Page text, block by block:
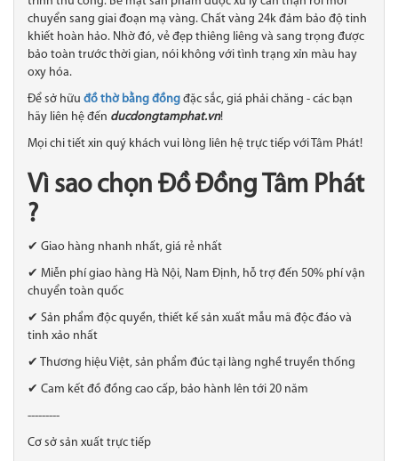
chuyển sang giai đoạn mạ vàng. Chất vàng 24k đảm bảo độ tinh
khiết hoàn hảo. Nhờ đó, vẻ đẹp thiêng liêng và sang trọng được
bảo toàn trước thời gian, nói không với tình trạng xỉn màu hay
oxy hóa.
Để sở hữu đồ thờ bằng đồng đặc sắc, giá phải chăng - các bạn
hãy liên hệ đến ducdongtamphat.vn!
Mọi chi tiết xin quý khách vui lòng liên hệ trực tiếp với Tâm Phát!
Vì sao chọn Đồ Đồng Tâm Phát
?
✔ Giao hàng nhanh nhất, giá rẻ nhất
✔ Miễn phí giao hàng Hà Nội, Nam Định, hỗ trợ đến 50% phí vận
chuyển toàn quốc
✔ Sản phẩm độc quyền, thiết kế sản xuất mẫu mã độc đáo và
tinh xảo nhất
✔ Thương hiệu Việt, sản phẩm đúc tại làng nghề truyền thống
✔ Cam kết đồ đồng cao cấp, bảo hành lên tới 20 năm
---------
Cơ sở sản xuất trực tiếp